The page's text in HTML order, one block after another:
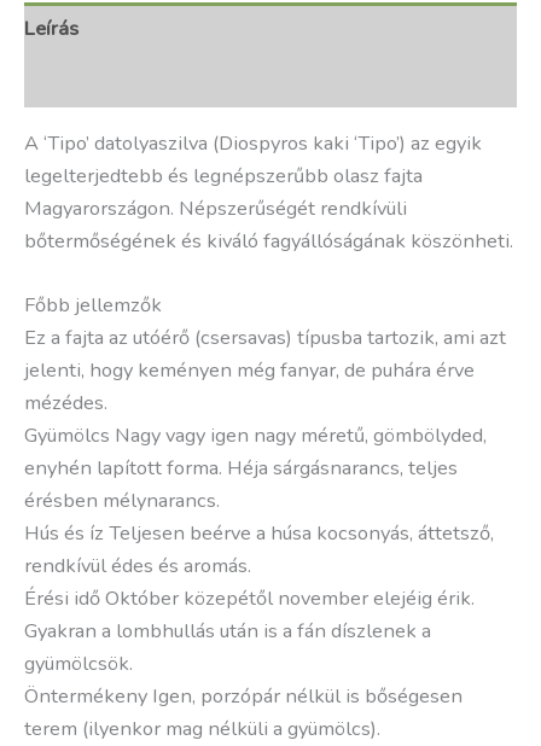
Leírás
A ‘Tipo’ datolyaszilva (Diospyros kaki ‘Tipo’) az egyik
legelterjedtebb és legnépszerűbb olasz fajta
Magyarországon. Népszerűségét rendkívüli
bőtermőségének és kiváló fagyállóságának köszönheti.
Főbb jellemzők
Ez a fajta az utóérő (csersavas) típusba tartozik, ami azt
jelenti, hogy keményen még fanyar, de puhára érve
mézédes.
Gyümölcs Nagy vagy igen nagy méretű, gömbölyded,
enyhén lapított forma. Héja sárgásnarancs, teljes
érésben mélynarancs.
Hús és íz Teljesen beérve a húsa kocsonyás, áttetsző,
rendkívül édes és aromás.
Érési idő Október közepétől november elejéig érik.
Gyakran a lombhullás után is a fán díszlenek a
gyümölcsök.
Öntermékeny Igen, porzópár nélkül is bőségesen
terem (ilyenkor mag nélküli a gyümölcs).